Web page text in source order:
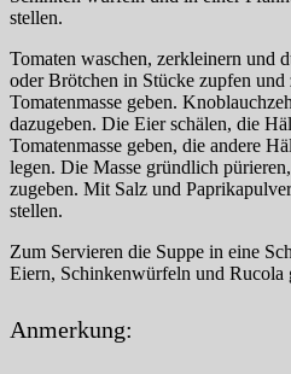
stellen.
Tomaten waschen, zerkleinern und
oder Brötchen in Stücke zupfen
Tomatenmasse geben.
dazugeben. Die Eier schälen, die
Tomatenmasse geben, die andere
legen. Die Masse gründlich
zugeben. Mit Salz und
stellen.
Zum Servieren die Suppe in eine
Eiern, Schinkenwürfeln und Rucola
Anmerkung: